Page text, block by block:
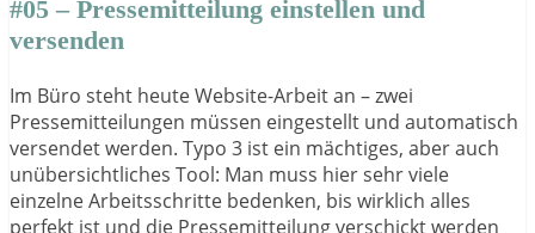
#05 – Pressemitteilung einstellen und
versenden
Im Büro steht heute Website-Arbeit an – zwei
Pressemitteilungen müssen eingestellt und automatisch
versendet werden. Typo 3 ist ein mächtiges, aber auch
unübersichtliches Tool: Man muss hier sehr viele
einzelne Arbeitsschritte bedenken, bis wirklich alles
perfekt ist und die Pressemitteilung verschickt werden